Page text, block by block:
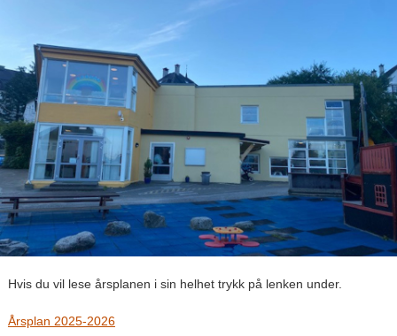
Hvis du vil lese årsplanen i sin helhet trykk på lenken under.
Årsplan 2025-2026